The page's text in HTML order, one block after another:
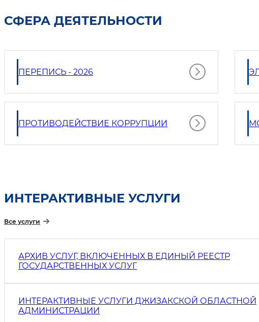
СФЕРА ДЕЯТЕЛЬНОСТИ
ПЕРЕПИСЬ - 2026
ПРОТИВОДЕЙСТВИЕ КОРРУПЦИИ
ИНТЕРАКТИВНЫЕ УСЛУГИ
Все услуги
АРХИВ УСЛУГ, ВКЛЮЧЕННЫХ В ЕДИНЫЙ РЕЕСТР
ГОСУДАРСТВЕННЫХ УСЛУГ
ИНТЕРАКТИВНЫЕ УСЛУГИ ДЖИЗАКСКОЙ ОБЛАСТНОЙ
АДМИНИСТРАЦИИ